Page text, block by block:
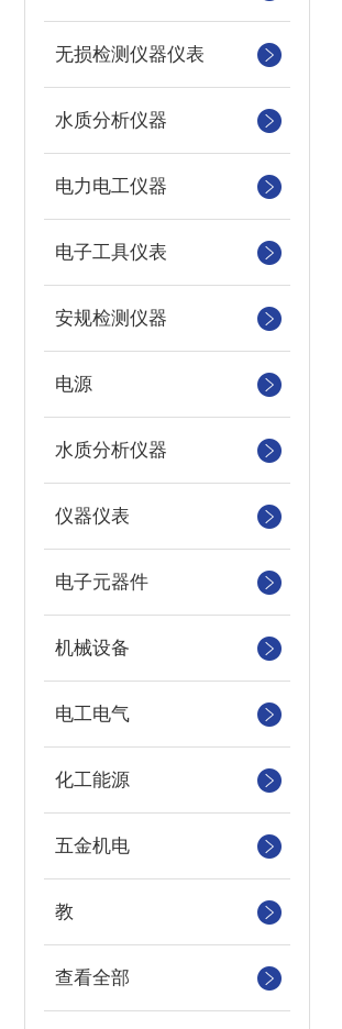
无损检测仪器仪表
水质分析仪器
电力电工仪器
电子工具仪表
安规检测仪器
电源
水质分析仪器
仪器仪表
电子元器件
机械设备
电工电气
化工能源
五金机电
教
查看全部